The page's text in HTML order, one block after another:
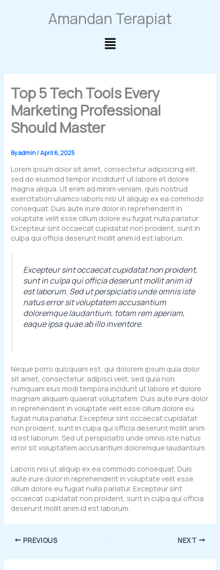
Amandan Terapiat
Main
Top 5 Tech Tools Every
Marketing Professional
Should Master
Byadmin/April 6, 2025
Lorem ipsum dolor sit amet, consectetur adipisicing elit,
sed do eiusmod tempor incididunt ut labore et dolore
magna aliqua. Ut enim ad minim veniam, quis nostrud
exercitation ullamco laboris nisi ut aliquip ex ea commodo
consequat. Duis aute irure dolor in reprehenderit in
voluptate velit esse cillum dolore eu fugiat nulla pariatur.
Excepteur sint occaecat cupidatat non proident, sunt in
culpa qui officia deserunt mollit anim id est laborum.
Excepteur sint occaecat cupidatat non proident,
sunt in culpa qui officia deserunt mollit anim id
est laborum. Sed ut perspiciatis unde omnis iste
natus error sit voluptatem accusantium
doloremque laudantium, totam rem aperiam,
eaque ipsa quae ab illo inventore.
Neque porro quisquam est, qui dolorem ipsum quia dolor
sit amet, consectetur, adipisci velit, sed quia non
numquam eius modi tempora incidunt ut labore et dolore
magnam aliquam quaerat voluptatem. Duis aute irure dolor
in reprehenderit in voluptate velit esse cillum dolore eu
fugiat nulla pariatur. Excepteur sint occaecat cupidatat
non proident, sunt in culpa qui officia deserunt mollit anim
id est laborum. Sed ut perspiciatis unde omnis iste natus
error sit voluptatem accusantium doloremque laudantium.
Laboris nisi ut aliquip ex ea commodo consequat. Duis
aute irure dolor in reprehenderit in voluptate velit esse
cillum dolore eu fugiat nulla pariatur. Excepteur sint
occaecat cupidatat non proident, sunt in culpa qui officia
deserunt mollit anim id est laborum.
PREVIOUS NEXT